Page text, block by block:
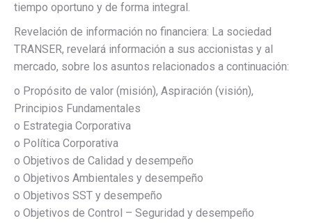
tiempo oportuno y de forma integral.
Revelación de información no financiera: La sociedad
TRANSER, revelará información a sus accionistas y al
mercado, sobre los asuntos relacionados a continuación:
o Propósito de valor (misión), Aspiración (visión),
Principios Fundamentales
o Estrategia Corporativa
o Política Corporativa
o Objetivos de Calidad y desempeño
o Objetivos Ambientales y desempeño
o Objetivos SST y desempeño
o Objetivos de Control – Seguridad y desempeño